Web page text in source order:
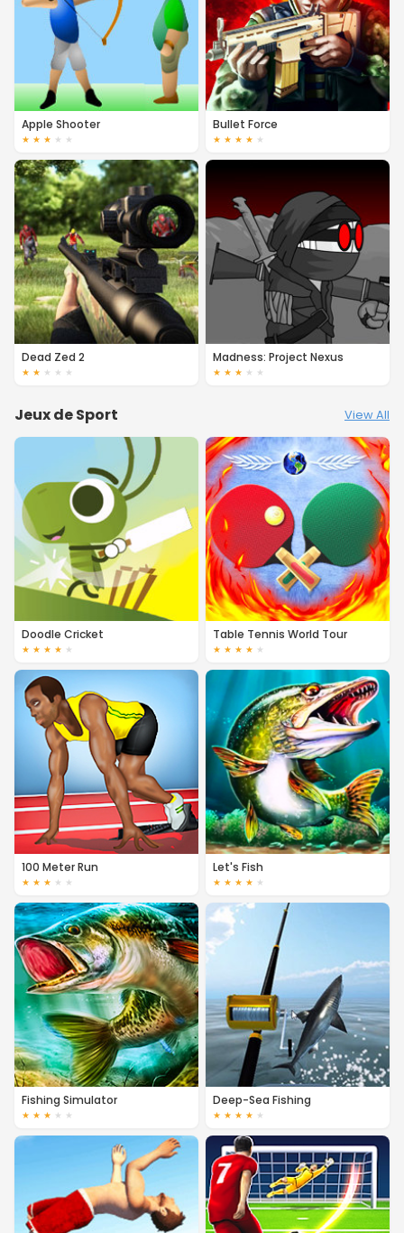
Apple Shooter
★ ★ ★ ★ ★
Bullet Force
★ ★ ★ ★ ★
Dead Zed 2
★ ★ ★ ★ ★
Madness: Project Nexus
★ ★ ★ ★ ★
Jeux de Sport View All
Doodle Cricket
★ ★ ★ ★ ★
Table Tennis World Tour
★ ★ ★ ★ ★
100 Meter Run
★ ★ ★ ★ ★
Let's Fish
★ ★ ★ ★ ★
Fishing Simulator
★ ★ ★ ★ ★
Deep-Sea Fishing
★ ★ ★ ★ ★